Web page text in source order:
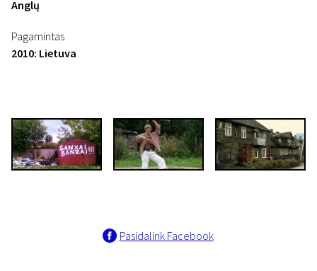
Anglų
Pagamintas
2010: Lietuva
Pasidalink Facebook